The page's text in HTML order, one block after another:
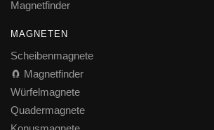
Magnetfinder
MAGNETEN
Scheibenmagnete
🧲 Magnetfinder
Würfelmagnete
Quadermagnete